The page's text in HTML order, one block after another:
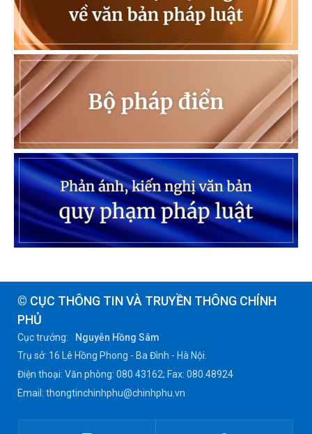
© CỤC THÔNG TIN VÀ TRUYỀN THÔNG CHÍNH
PHỦ
Cục trưởng:
Nguyễn Hồng Sâm
Trụ sở: 16 Lê Hồng Phong - Ba Đình - Hà Nội.
Điện thoại: Văn phòng: 080 43162; Fax: 080.48924
Email: thongtinchinhphu@chinhphu.vn